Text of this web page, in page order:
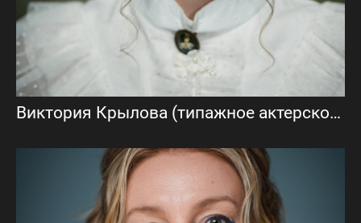
Виктория Крылова (типажное актерское портфолио)